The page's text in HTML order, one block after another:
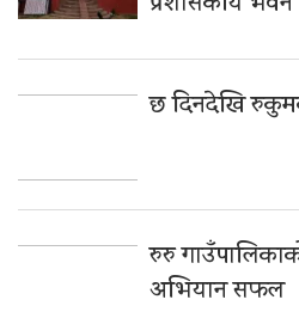
छ दिनदेखि
रुरु
अभियान सफल